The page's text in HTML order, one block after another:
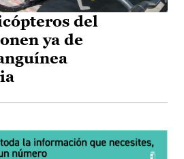
del
ya de